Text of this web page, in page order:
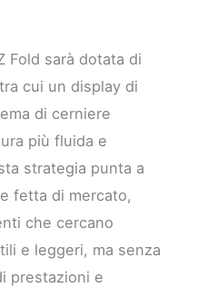
Fold sarà dotata di
cui un display di
di cerniere
più fluida e
strategia punta a
fetta di mercato,
che cercano
e leggeri, ma senza
prestazioni e